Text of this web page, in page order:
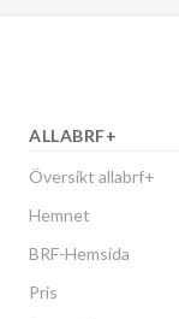
ALLABRF+
Översikt allabrf+
Hemnet
BRF-Hemsida
Pris